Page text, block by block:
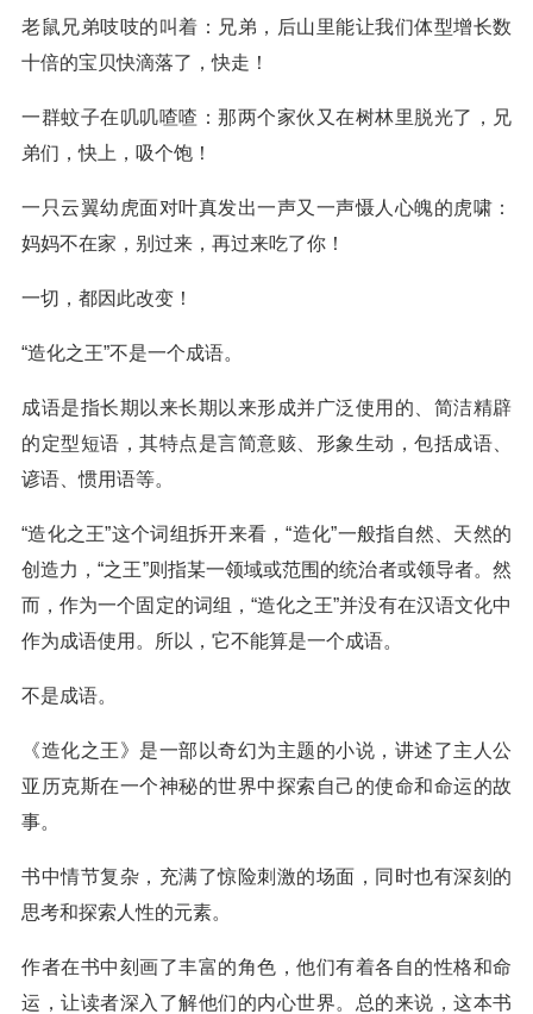
老鼠兄弟吱吱的叫着：兄弟，后山里能让我们体型增长数
十倍的宝贝快滴落了，快走！
一群蚊子在叽叽喳喳：那两个家伙又在树林里脱光了，兄
弟们，快上，吸个饱！
一只云翼幼虎面对叶真发出一声又一声慑人心魄的虎啸：
妈妈不在家，别过来，再过来吃了你！
一切，都因此改变！
“造化之王”不是一个成语。
成语是指长期以来长期以来形成并广泛使用的、简洁精辟
的定型短语，其特点是言简意赅、形象生动，包括成语、
谚语、惯用语等。
“造化之王”这个词组拆开来看，“造化”一般指自然、天然的
创造力，“之王”则指某一领域或范围的统治者或领导者。然
而，作为一个固定的词组，“造化之王”并没有在汉语文化中
作为成语使用。所以，它不能算是一个成语。
不是成语。
《造化之王》是一部以奇幻为主题的小说，讲述了主人公
亚历克斯在一个神秘的世界中探索自己的使命和命运的故
事。
书中情节复杂，充满了惊险刺激的场面，同时也有深刻的
思考和探索人性的元素。
作者在书中刻画了丰富的角色，他们有着各自的性格和命
运，让读者深入了解他们的内心世界。总的来说，这本书